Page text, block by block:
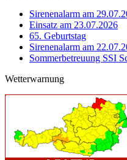
Sirenenalarm am
Einsatz am 23.07.2026
65. Geburtstag
Sirenenalarm am
Sommerbetreuung SSI
Wetterwarnung